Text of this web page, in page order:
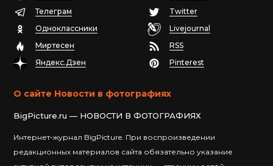
Телеграм
Twitter
Одноклассники
Livejournal
Миртесен
RSS
Яндекс.Дзен
Pinterest
О сайте Новости в фотографиях
BigPicture.ru — НОВОСТИ В ФОТОГРАФИЯХ
Интернет-журнал BigPicture. При воспроизведении
редакционных материалов сайта обязательно указание